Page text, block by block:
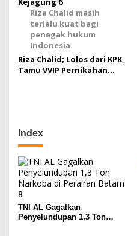
Riza Chalid masih
terlalu kuat bagi
penegak hukum
Indonesia.
Riza Chalid; Lolos dari KPK,
Tamu VVIP Pernikahan
Index
TNI AL Gagalkan
Penyelundupan 1,3 Ton